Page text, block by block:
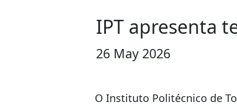
IPT apresenta
26 May 2026
O Instituto Politécnico de